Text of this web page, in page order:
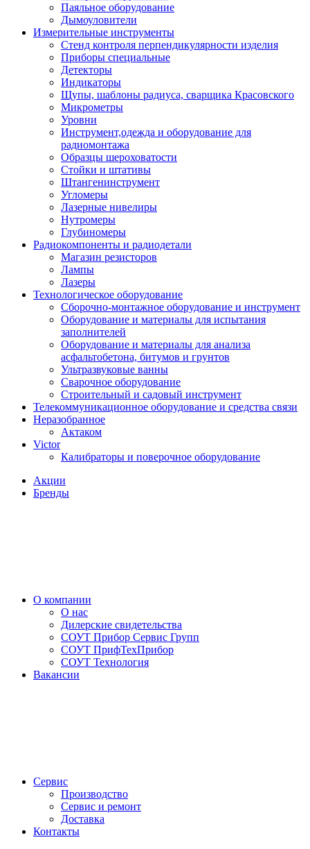
Паяльное оборудование
Дымоуловители
Измерительные инструменты
Стенд контроля перпендикулярности изделия
Приборы специальные
Детекторы
Индикаторы
Щупы, шаблоны радиуса, сварщика Красовского
Микрометры
Уровни
Инструмент,одежда и оборудование для
радиомонтажа
Образцы шероховатости
Стойки и штативы
Штангенинструмент
Угломеры
Лазерные нивелиры
Нутромеры
Глубиномеры
Радиокомпоненты и радиодетали
Магазин резисторов
Лампы
Лазеры
Технологическое оборудование
Сборочно-монтажное оборудование и инструмент
Оборудование и материалы для испытания
заполнителей
Оборудование и материалы для анализа
асфальтобетона, битумов и грунтов
Ультразвуковые ванны
Сварочное оборудование
Строительный и садовый инструмент
Телекоммуникационное оборудование и средства связи
Неразобранное
Актаком
Victor
Калибраторы и поверочное оборудование
Акции
Бренды
О компании
О нас
Дилерские свидетельства
СОУТ Прибор Сервис Групп
СОУТ ПрифТехПрибор
СОУТ Технология
Вакансии
Сервис
Производство
Сервис и ремонт
Доставка
Контакты